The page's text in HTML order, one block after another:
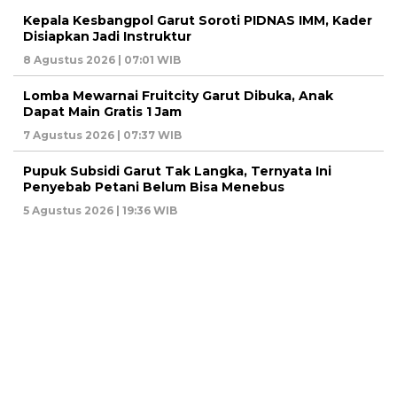
Kepala Kesbangpol Garut Soroti PIDNAS IMM, Kader
Disiapkan Jadi Instruktur
8 Agustus 2026 | 07:01 WIB
Lomba Mewarnai Fruitcity Garut Dibuka, Anak
Dapat Main Gratis 1 Jam
7 Agustus 2026 | 07:37 WIB
Pupuk Subsidi Garut Tak Langka, Ternyata Ini
Penyebab Petani Belum Bisa Menebus
5 Agustus 2026 | 19:36 WIB